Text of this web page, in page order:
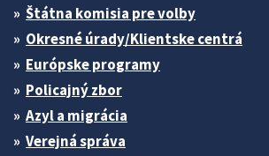
Štátna komisia pre volby
Okresné úrady/Klientske centrá
Európske programy
Policajný zbor
Azyl a migrácia
Verejná správa